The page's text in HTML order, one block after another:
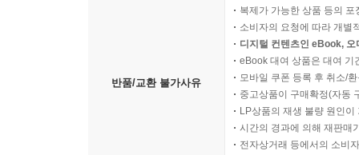
반품/교환 불가사유
복제가 가능한 상품 등의
소비자의 요청에 따라 개별
디지털 컨텐츠인 eBook,
eBook 대여 상품은 대여 기
모바일 쿠폰 등록 후 취소/
중고상품이 구매확정(자동
LP상품의 재생 불량 원인
시간의 경과에 의해 재판매
전자상거래 등에서의 소비